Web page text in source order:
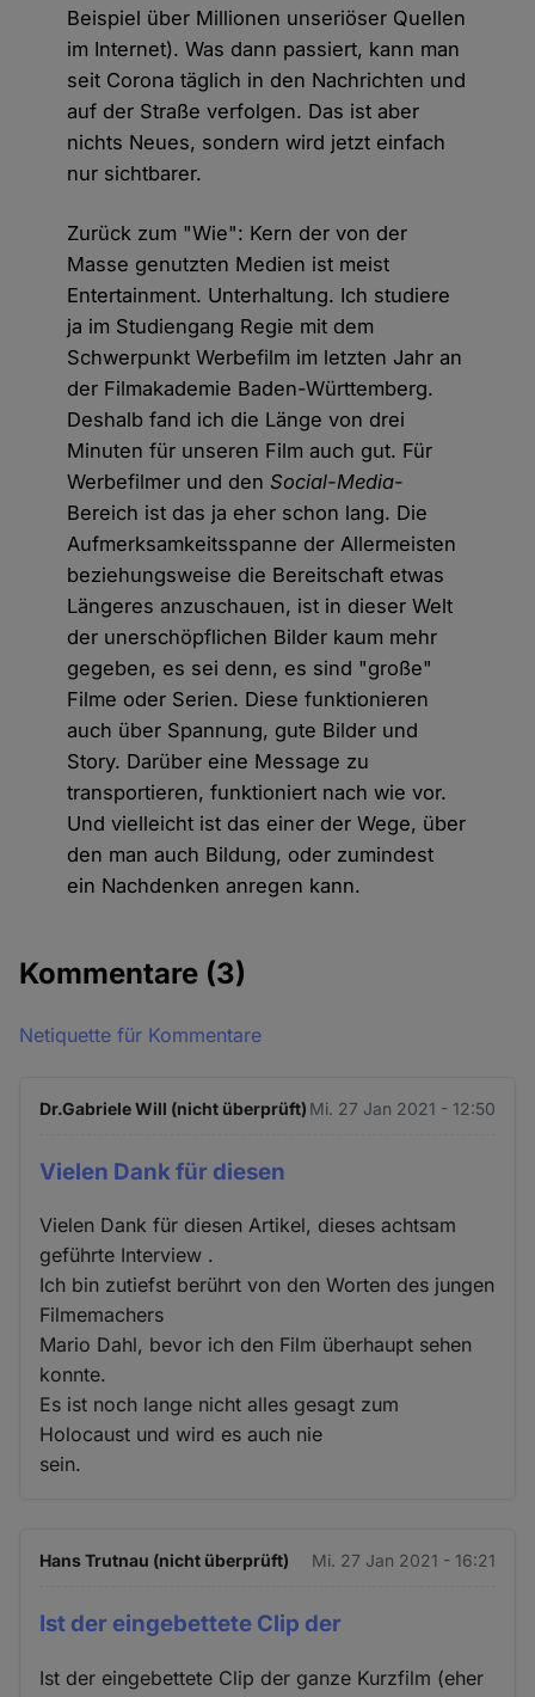
Beispiel über Millionen unseriöser Quellen
im Internet). Was dann passiert, kann man
seit Corona täglich in den Nachrichten und
auf der Straße verfolgen. Das ist aber
nichts Neues, sondern wird jetzt einfach
nur sichtbarer.
Zurück zum "Wie": Kern der von der
Masse genutzten Medien ist meist
Entertainment. Unterhaltung. Ich studiere
ja im Studiengang Regie mit dem
Schwerpunkt Werbefilm im letzten Jahr an
der Filmakademie Baden-Württemberg.
Deshalb fand ich die Länge von drei
Minuten für unseren Film auch gut. Für
Werbefilmer und denSocial-Media-
Bereich ist das ja eher schon lang. Die
Aufmerksamkeitsspanne der Allermeisten
beziehungsweise die Bereitschaft etwas
Längeres anzuschauen, ist in dieser Welt
der unerschöpflichen Bilder kaum mehr
gegeben, es sei denn, es sind "große"
Filme oder Serien. Diese funktionieren
auch über Spannung, gute Bilder und
Story. Darüber eine Message zu
transportieren, funktioniert nach wie vor.
Und vielleicht ist das einer der Wege, über
den man auch Bildung, oder zumindest
ein Nachdenken anregen kann.
Kommentare (3)
Netiquette für Kommentare
Dr.Gabriele Will (nicht überprüft) Mi. 27 Jan 2021 - 12:50
Vielen Dank für diesen
Vielen Dank für diesen Artikel, dieses achtsam
geführte Interview .
Ich bin zutiefst berührt von den Worten des jungen
Filmemachers
Mario Dahl, bevor ich den Film überhaupt sehen
konnte.
Es ist noch lange nicht alles gesagt zum
Holocaust und wird es auch nie
sein.
Hans Trutnau (nicht überprüft) Mi. 27 Jan 2021 - 16:21
Ist der eingebettete Clip der
Ist der eingebettete Clip der ganze Kurzfilm (eher